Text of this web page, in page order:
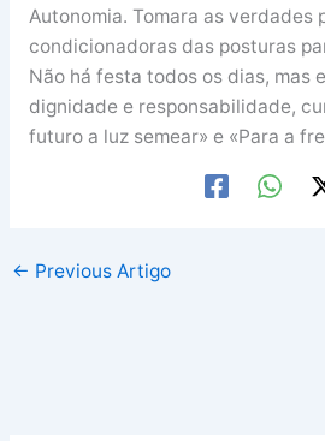
Autonomia. Tomara as verdades
condicionadoras das posturas
Não há festa todos os dias, mas
dignidade e responsabilidade,
futuro a luz semear» e «Para a
← Previous Artigo